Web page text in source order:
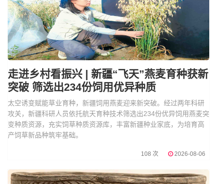
走进乡村看振兴 | 新疆“飞天”燕麦育种获新
突破 筛选出234份饲用优异种质
太空诱变赋能草业育种，新疆饲用燕麦迎来新突破。经过两年科研
攻关，新疆科研人员依托航天育种技术筛选出234份优异饲用燕麦突
变种质资源，充实饲草种质资源库，丰富新疆种业家底，为培育高
产饲草新品种筑牢基础。
108 次 2026-08-06